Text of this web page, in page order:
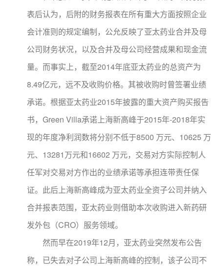
表后认为，后附的财务报表在所有重大方面按照企业
会计准则的规定编制，公允反映了亚太药业合并及母
公司财务状况，以及合并及母公司经营成果和现金流
量。而事实上，截至2014年底亚太药业的总资产为
8.49亿元，远不及收购价格。其被收购时曾签署业绩
承诺。根据亚太药业2015年披露的重大资产购买报告
书，Green Villa承诺上海新高峰于2015年-2018年实
现的年度净利润数将分别不低于8500 万元、10625 万
元、13281万元和16602 万元，交易对方实际控制人
任军对交易对方作出的业绩承诺等承担连带责任保
证。此后上海新高峰成为亚太药业全资子公司并纳入
合并报表范围，亚太药业则借助本次收购进入新药研
发外包（CRO）服务领域。
然而早在2019年12月，亚太药业突然发布公告
称，已失去对子公司上海新高峰的控制，该子公司不